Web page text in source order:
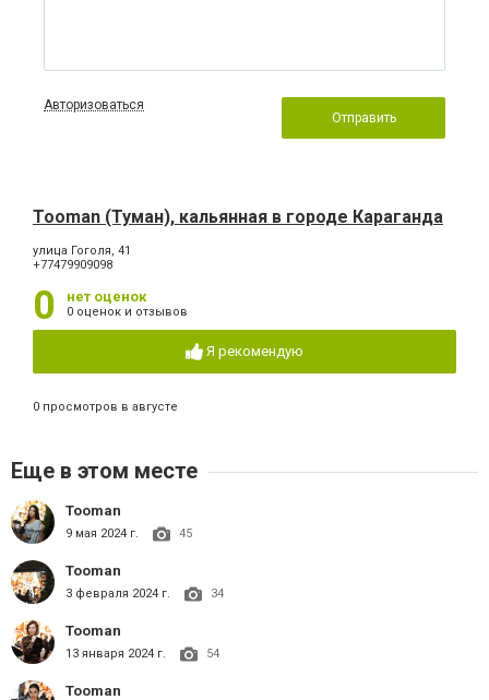
Авторизоваться
Отправить
Tooman (Туман), кальянная в городе Караганда
улица Гоголя, 41
+77479909098
0 нет оценок
0 оценок и отзывов
Я рекомендую
0 просмотров в августе
Еще в этом месте
Tooman
9 мая 2024 г. 45
Tooman
3 февраля 2024 г. 34
Tooman
13 января 2024 г. 54
Tooman